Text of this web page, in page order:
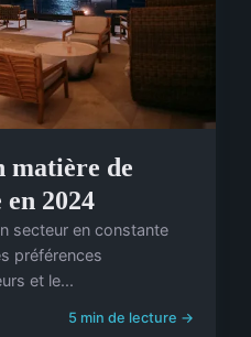
matière de
2024
secteur en constante
préférences
et le...
5 min de lecture →